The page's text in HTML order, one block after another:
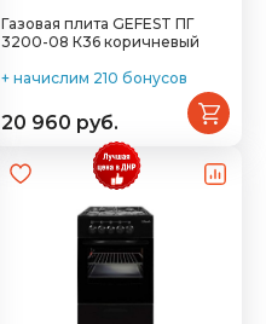
Газовая плита GEFEST ПГ
3200-08 К36 коричневый
+ начислим 210 бонусов
20 960 руб.